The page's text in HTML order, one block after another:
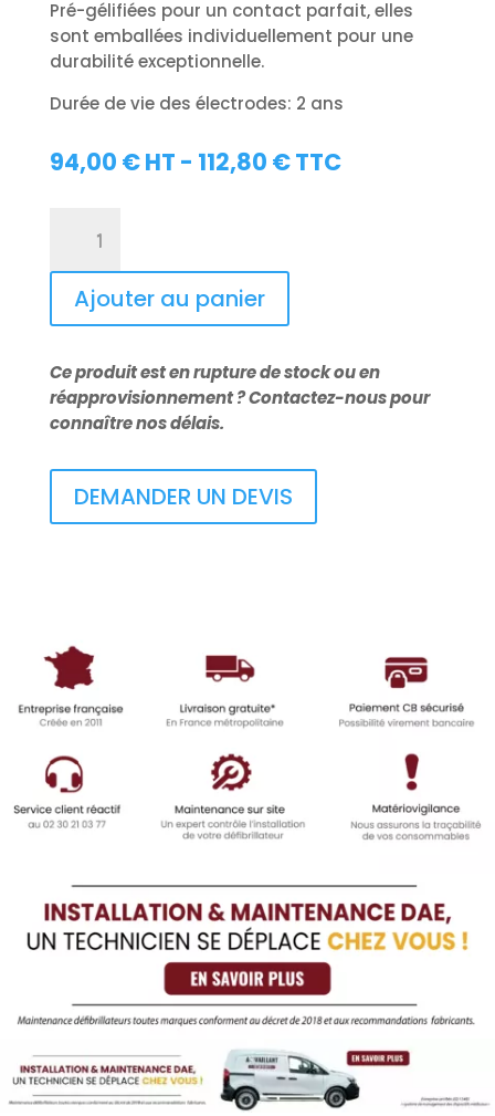
Pré-gélifiées pour un contact parfait, elles
sont emballées individuellement pour une
durabilité exceptionnelle.
Durée de vie des électrodes: 2 ans
94,00 €HT - 112,80 €TTC
Électrodes
adultes
défibrillateur
View
Ajouter au panier
Ce produit est en rupture de stock ou en
réapprovisionnement ? Contactez-nous pour
connaître nos délais.
DEMANDER UN DEVIS